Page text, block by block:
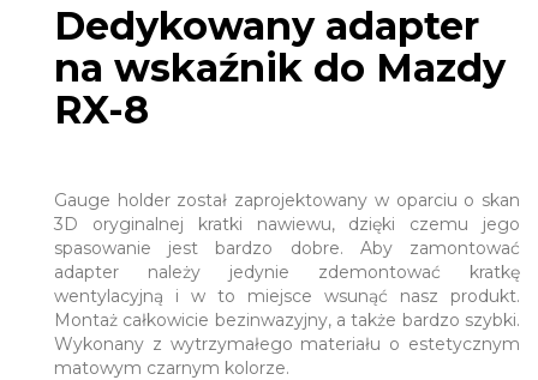
Dedykowany adapter
na wskaźnik do Mazdy
RX-8
Gauge holder został zaprojektowany w oparciu o skan
3D oryginalnej kratki nawiewu, dzięki czemu jego
spasowanie jest bardzo dobre. Aby zamontować
adapter należy jedynie zdemontować kratkę
wentylacyjną i w to miejsce wsunąć nasz produkt.
Montaż całkowicie bezinwazyjny, a także bardzo szybki.
Wykonany z wytrzymałego materiału o estetycznym
matowym czarnym kolorze.